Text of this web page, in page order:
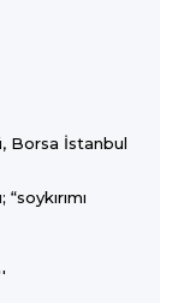
Borsa İstanbul